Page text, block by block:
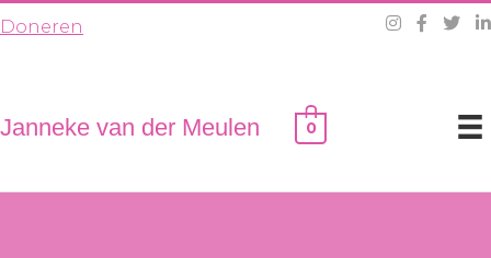
naar
Doneren
Janneke van der Meulen 0